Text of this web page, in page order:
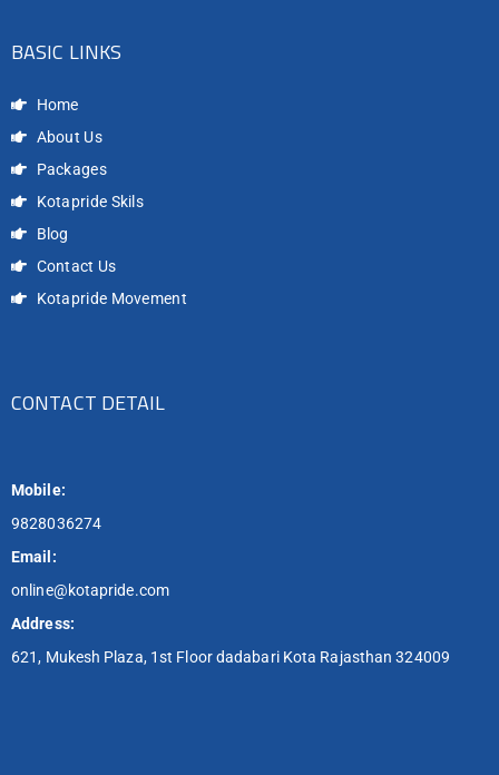
BASIC LINKS
Home
About Us
Packages
Kotapride Skils
Blog
Contact Us
Kotapride Movement
CONTACT DETAIL
Mobile:
9828036274
Email:
online@kotapride.com
Address:
621, Mukesh Plaza, 1st Floor dadabari Kota Rajasthan 324009